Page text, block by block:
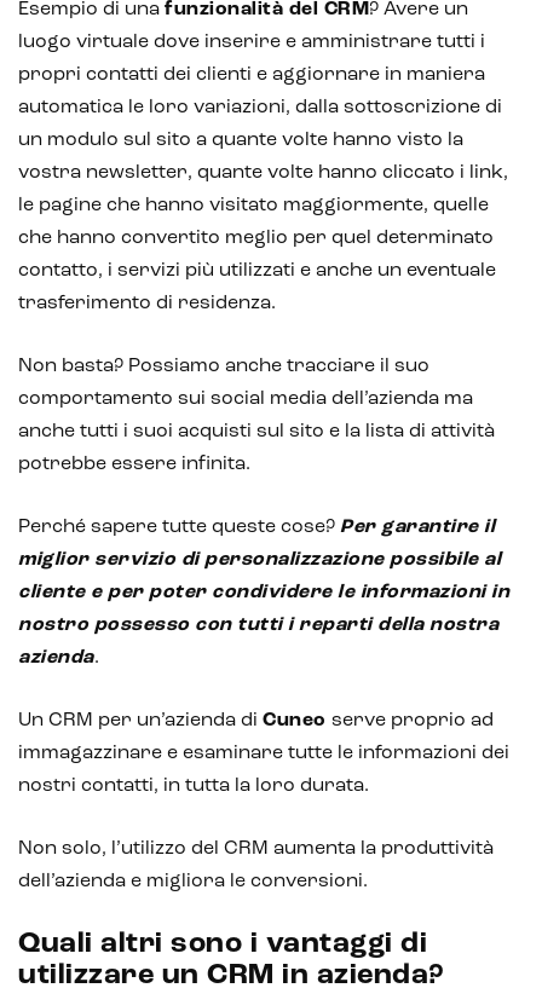
Analisi predittiva
Chatbot e assistenti virtuali
Realtà Virtuale
Esempio di una funzionalità del CRM? Avere un
luogo virtuale dove inserire e amministrare tutti i
propri contatti dei clienti e aggiornare in maniera
automatica le loro variazioni, dalla sottoscrizione di
un modulo sul sito a quante volte hanno visto la
vostra newsletter, quante volte hanno cliccato i link,
le pagine che hanno visitato maggiormente, quelle
che hanno convertito meglio per quel determinato
contatto, i servizi più utilizzati e anche un eventuale
trasferimento di residenza.
Non basta? Possiamo anche tracciare il suo
comportamento sui social media dell’azienda ma
anche tutti i suoi acquisti sul sito e la lista di attività
potrebbe essere infinita.
Perché sapere tutte queste cose? Per garantire il
miglior servizio di personalizzazione possibile al
cliente e per poter condividere le informazioni in
nostro possesso con tutti i reparti della nostra
azienda.
Un CRM per un’azienda di Cuneo serve proprio ad
immagazzinare e esaminare tutte le informazioni dei
nostri contatti, in tutta la loro durata.
Non solo, l’utilizzo del CRM aumenta la produttività
dell’azienda e migliora le conversioni.
Quali altri sono i vantaggi di
utilizzare un CRM in azienda?